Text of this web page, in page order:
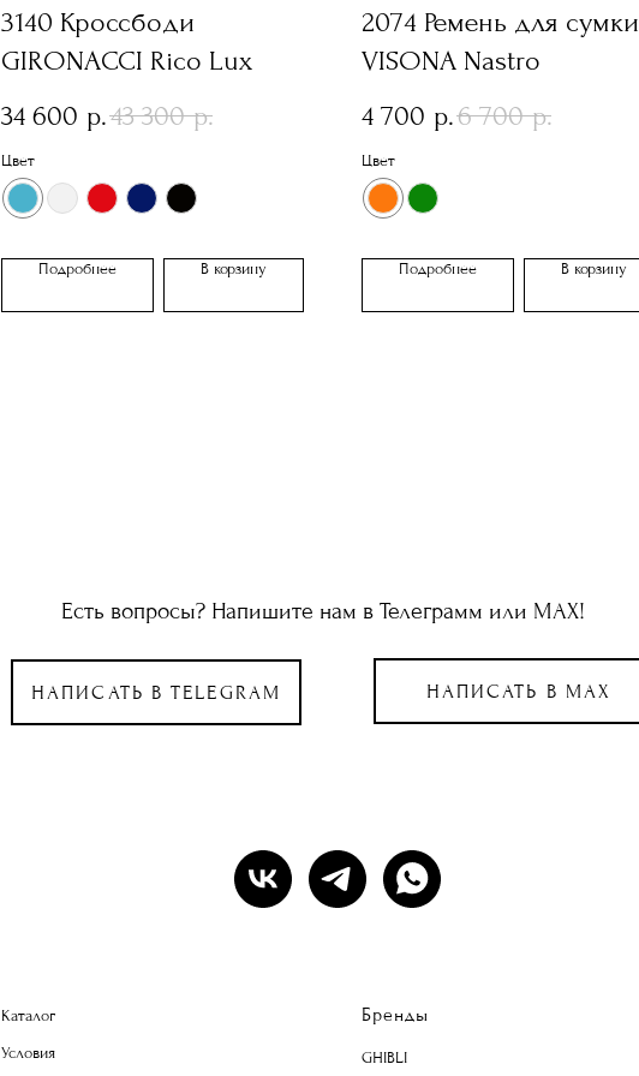
3140 Кроссбоди
GIRONACCI Rico Lux
34 600 р.43 300 р.
Цвет
Подробнее В корзину
2074 Ремень для сумки
VISONA Nastro
4 700 р.6 700 р.
Цвет
Подробнее В корзину
Есть вопросы? Напишите нам в Телеграмм или МАХ!
НАПИСАТЬ В MAX
НАПИСАТЬ В TELEGRAM
Каталог
Условия
Бренды
GHIBLI